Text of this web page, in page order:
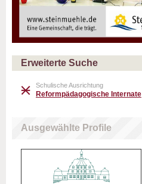
Erweiterte Suche
Schulische Ausrichtung
Reformpädagogische Internate
Ausgewählte Profile